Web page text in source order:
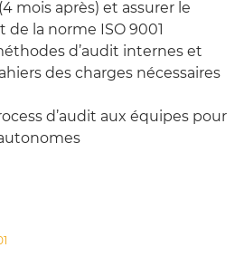
mois après) et assurer le
la norme ISO 9001
d’audit internes et
des charges nécessaires
d’audit aux équipes pour